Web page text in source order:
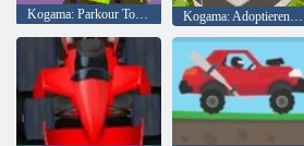
Kogama: Parkour Tourist 30 Level Kogama: Adoptieren Sie eine Katze oder einen Hund für Ihre Familie